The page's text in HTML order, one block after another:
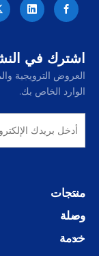
اشترك في
العروض الترويجية
الوارد الخاص بك.
منتجات
وصلة
خدمة